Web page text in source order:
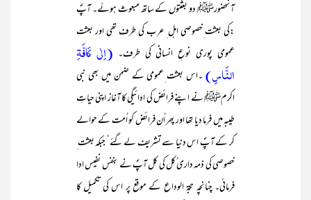
آنحضورﷺ دو بعثتوں کے ساتھ مبعوث ہوئے۔ آپؐ
:کی بعثت ِخصوصی اہل ِ عرب کی طرف تھی اور بعثت
عمومی پوری نوعِ انسانی کی طرف۔ (اِلٰی کَافَّۃِ
النَّاسِ)۔اس بعثت ِعمومی کے ضمن میں بھی نبی
اکرمﷺ نے اپنے فرائض کی ادائیگی کا آغاز اپنی حیاتِ
طیبہ میں فرما دیا تھا اور پھر اُن فرائض کو اُمت کے حوالے
کر کے آپؐ اس دنیا سے تشریف لے گئے‘ جبکہ بعثت ِ
خصوصی کی ذمہ داری ُکل کی کل آپؐ نے بنفس نفیس ادا
فرمائی۔ چنانچہ حجۃ الوداع کے موقع پر اس کی تکمیل کا